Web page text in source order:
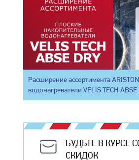
Расширение ассортимента
водонагреватели VELIS TECH ABSE
БУДЬТЕ В КУРСЕ
СКИДОК